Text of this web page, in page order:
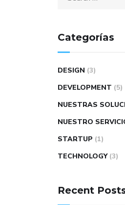
Categorías
DESIGN (3)
DEVELOPMENT (5)
NUESTRAS
NUESTRO
STARTUP (1)
TECHNOLOGY (3)
Recent